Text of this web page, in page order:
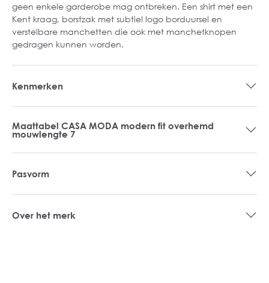
geen enkele garderobe mag ontbreken. Een shirt met een
Kent kraag, borstzak met subtiel logo borduursel en
verstelbare manchetten die ook met manchetknopen
gedragen kunnen worden.
Kenmerken
Maattabel CASA MODA modern fit overhemd
mouwlengte 7
Pasvorm
Over het merk